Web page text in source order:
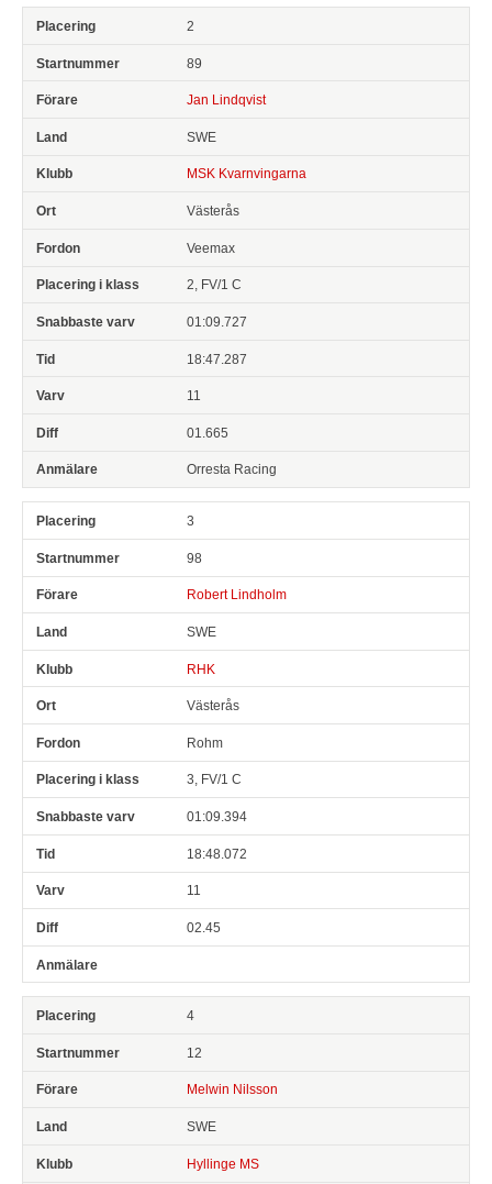
2
89
Jan Lindqvist
SWE
MSK Kvarnvingarna
Västerås
Veemax
2, FV/1 C
01:09.727
18:47.287
11
01.665
Orresta Racing
3
98
Robert Lindholm
SWE
RHK
Västerås
Rohm
3, FV/1 C
01:09.394
18:48.072
11
02.45
4
12
Melwin Nilsson
SWE
Hyllinge MS